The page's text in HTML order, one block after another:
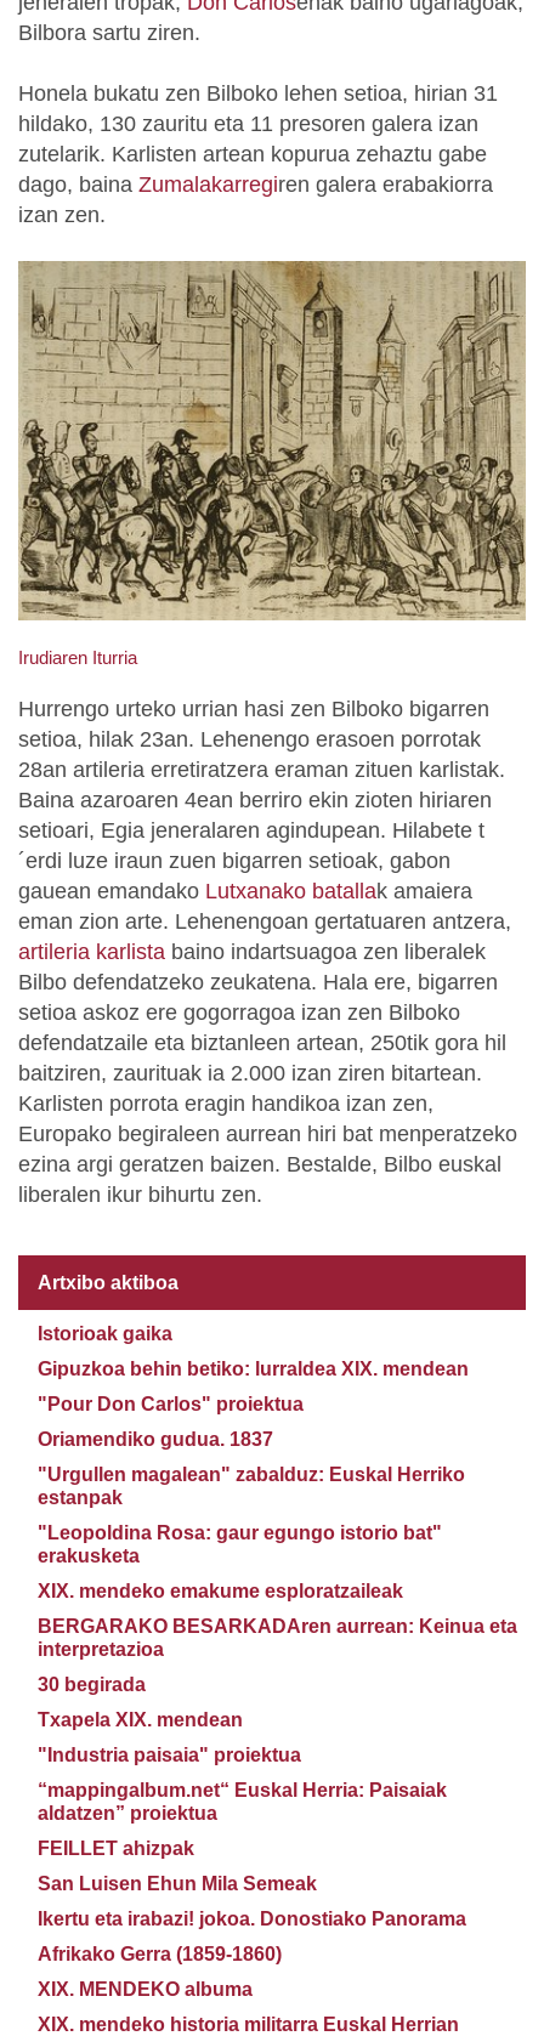
Bilbora sartu ziren.
Honela bukatu zen Bilboko lehen setioa, hirian 31
hildako, 130 zauritu eta 11 presoren galera izan
zutelarik. Karlisten artean kopurua zehaztu gabe
dago, baina Zumalakarregiren galera erabakiorra
izan zen.
Irudiaren Iturria
Hurrengo urteko urrian hasi zen Bilboko bigarren
setioa, hilak 23an. Lehenengo erasoen porrotak
28an artileria erretiratzera eraman zituen karlistak.
Baina azaroaren 4ean berriro ekin zioten hiriaren
setioari, Egia jeneralaren agindupean. Hilabete t
´erdi luze iraun zuen bigarren setioak, gabon
gauean emandako Lutxanako batallak amaiera
eman zion arte. Lehenengoan gertatuaren antzera,
artileria karlista baino indartsuagoa zen liberalek
Bilbo defendatzeko zeukatena. Hala ere, bigarren
setioa askoz ere gogorragoa izan zen Bilboko
defendatzaile eta biztanleen artean, 250tik gora hil
baitziren, zaurituak ia 2.000 izan ziren bitartean.
Karlisten porrota eragin handikoa izan zen,
Europako begiraleen aurrean hiri bat menperatzeko
ezina argi geratzen baizen. Bestalde, Bilbo euskal
liberalen ikur bihurtu zen.
Artxibo aktiboa
Istorioak gaika
Gipuzkoa behin betiko: lurraldea XIX. mendean
"Pour Don Carlos" proiektua
Oriamendiko gudua. 1837
"Urgullen magalean" zabalduz: Euskal Herriko
estanpak
"Leopoldina Rosa: gaur egungo istorio bat"
erakusketa
XIX. mendeko emakume esploratzaileak
BERGARAKO BESARKADAren aurrean: Keinua eta
interpretazioa
30 begirada
Txapela XIX. mendean
"Industria paisaia" proiektua
“mappingalbum.net“ Euskal Herria: Paisaiak
aldatzen” proiektua
FEILLET ahizpak
San Luisen Ehun Mila Semeak
Ikertu eta irabazi! jokoa. Donostiako Panorama
Afrikako Gerra (1859-1860)
XIX. MENDEKO albuma
XIX. mendeko historia militarra Euskal Herrian